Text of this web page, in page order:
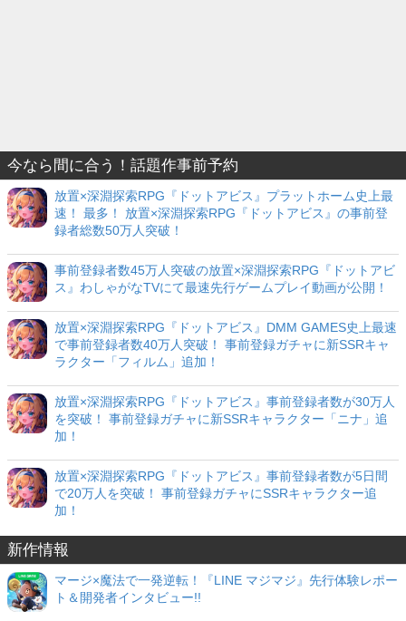
今なら間に合う！話題作事前予約
放置×深淵探索RPG『ドットアビス』プラットホーム史上最
速！ 最多！ 放置×深淵探索RPG『ドットアビス』の事前登
録者総数50万人突破！
事前登録者数45万人突破の放置×深淵探索RPG『ドットアビ
ス』わしゃがなTVにて最速先行ゲームプレイ動画が公開！
放置×深淵探索RPG『ドットアビス』DMM GAMES史上最速
で事前登録者数40万人突破！ 事前登録ガチャに新SSRキャ
ラクター「フィルム」追加！
放置×深淵探索RPG『ドットアビス』事前登録者数が30万人
を突破！ 事前登録ガチャに新SSRキャラクター「ニナ」追
加！
放置×深淵探索RPG『ドットアビス』事前登録者数が5日間
で20万人を突破！ 事前登録ガチャにSSRキャラクター追
加！
新作情報
マージ×魔法で一発逆転！『LINE マジマジ』先行体験レポー
ト＆開発者インタビュー!!